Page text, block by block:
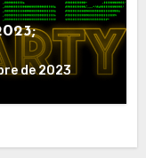
de 2023